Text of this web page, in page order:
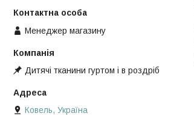
Менеджер магазину
Дитячі тканини гуртом і в роздріб
Ковель, Україна